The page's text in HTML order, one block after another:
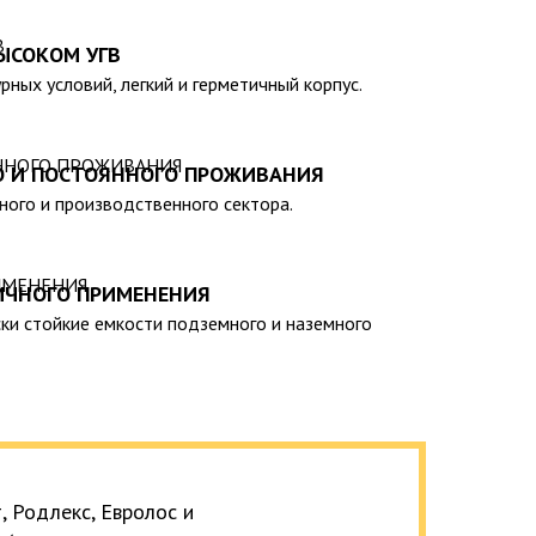
спецтехники отсутствует необходимость).
от ваших индивидуальных предпочтений
сертифицирована на соответствие
ее безопасность эксплуатации и
УГВ
условий, легкий и герметичный корпус.
И ПОСТОЯННОГО ПРОЖИВАНИЯ
и производственного сектора.
ПРИМЕНЕНИЯ
стойкие емкости подземного и наземного
Евролос и